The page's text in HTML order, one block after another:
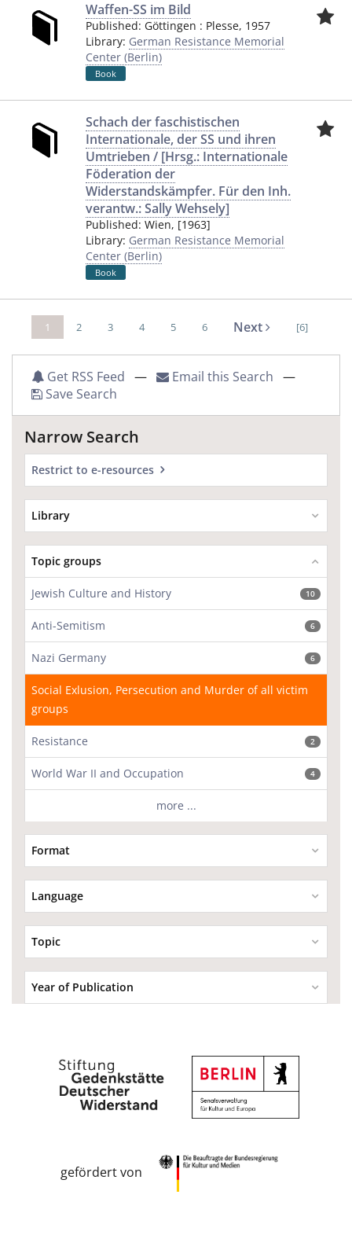
Waffen-SS im Bild
Published: Göttingen : Plesse, 1957
Library: German Resistance Memorial
Center (Berlin)
Book
Schach der faschistischen
Internationale, der SS und ihren
Umtrieben / [Hrsg.: Internationale
Föderation der
Widerstandskämpfer. Für den Inh.
verantw.: Sally Wehsely]
Published: Wien, [1963]
Library: German Resistance Memorial
Center (Berlin)
Book
1 2 3 4 5 6 Next [6]
Get RSS Feed — Email this Search —
Save Search
Narrow Search
Restrict to e-resources
Library
Topic groups
Jewish Culture and History 10
Anti-Semitism 6
Nazi Germany 6
Social Exlusion, Persecution and Murder of all victim
groups
Resistance 2
World War II and Occupation 4
more ...
Format
Language
Topic
Year of Publication
gefördert von